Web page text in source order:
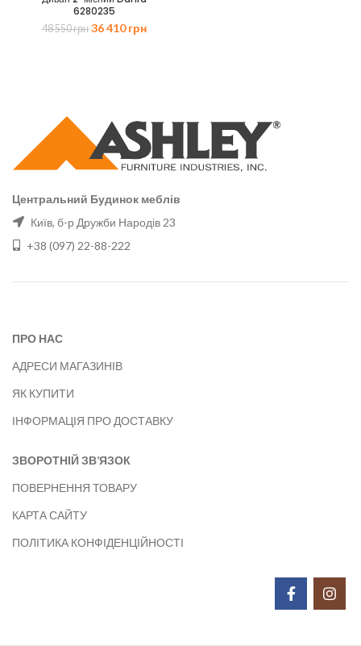
6280235
48 550грн Оригінальна
36 410грнПоточна
Центральний Будинок меблів
Київ, б-р Дружби Народів 23
+38 (097) 22-88-222
ПРО НАС
АДРЕСИ МАГАЗИНІВ
ЯК КУПИТИ
ІНФОРМАЦІЯ ПРО ДОСТАВКУ
ЗВОРОТНІЙ ЗВ’ЯЗОК
ПОВЕРНЕННЯ ТОВАРУ
КАРТА САЙТУ
ПОЛІТИКА КОНФІДЕНЦІЙНОСТІ